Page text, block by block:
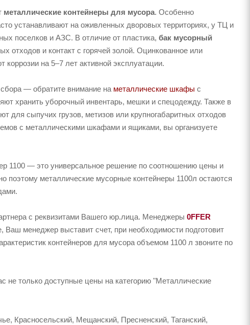
металлические контейнеры для мусора. Особенно
устанавливают на оживленных дворовых территориях, у ТЦ и
поселков и АЗС. В отличие от пластика, бак мусорный
отходов и контакт с горячей золой. Оцинкованное или
коррозии на 5–7 лет активной эксплуатации.
— обратите внимание на металлические шкафы с
хранить уборочный инвентарь, мешки и спецодежду. Также в
для сыпучих грузов, метизов или крупногабаритных отходов
с металлическими шкафами и ящиками, вы организуете
1100 — это универсальное решение по соотношению цены и
поэтому металлические мусорные контейнеры 1100л остаются
с реквизитами Вашего юр.лица. Менеджеры 0FFER
Ваш менеджер выставит счет, при необходимости подготовит
контейнеров для мусора объемом 1100 л звоните по
не только доступные цены на категорию "Металлические
Красносельский, Мещанский, Пресненский, Таганский,